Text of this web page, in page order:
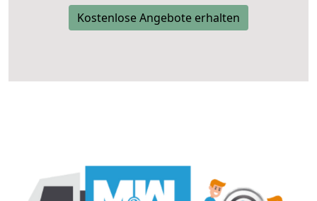
Kostenlose Angebote erhalten